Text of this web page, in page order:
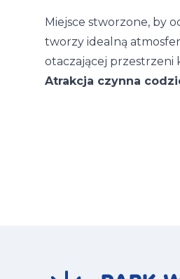
Miejsce stworzone, by
tworzy idealną
otaczającej przestrzeni
Atrakcja czynna